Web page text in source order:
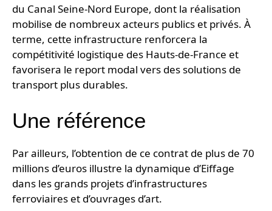
du Canal Seine-Nord Europe, dont la réalisation
mobilise de nombreux acteurs publics et privés. À
terme, cette infrastructure renforcera la
compétitivité logistique des Hauts-de-France et
favorisera le report modal vers des solutions de
transport plus durables.
Une référence
Par ailleurs, l’obtention de ce contrat de plus de 70
millions d’euros illustre la dynamique d’Eiffage
dans les grands projets d’infrastructures
ferroviaires et d’ouvrages d’art.